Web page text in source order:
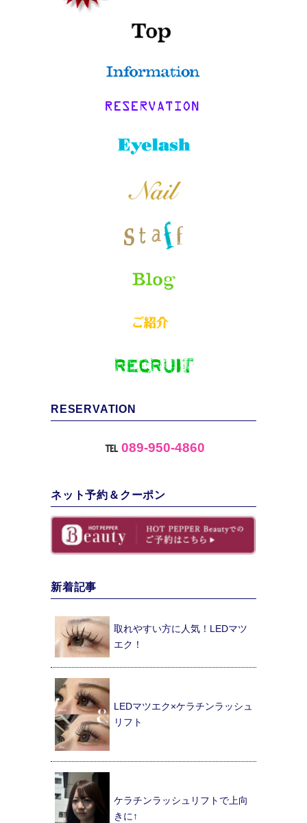
RESERVATION
℡ 089-950-4860
ネット予約＆クーポン
新着記事
取れやすい方に人気！LEDマツ
エク！
LEDマツエク×ケラチンラッシュ
リフト
ケラチンラッシュリフトで上向
きに↑